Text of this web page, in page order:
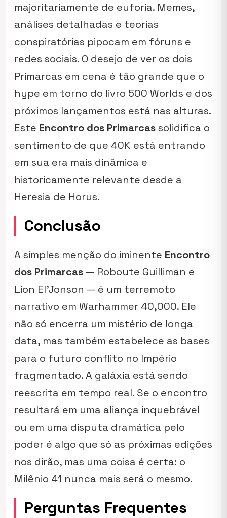
majoritariamente de euforia. Memes,
análises detalhadas e teorias
conspiratórias pipocam em fóruns e
redes sociais. O desejo de ver os dois
Primarcas em cena é tão grande que o
hype em torno do livro 500 Worlds e dos
próximos lançamentos está nas alturas.
Este Encontro dos Primarcassolidifica o
sentimento de que 40K está entrando
em sua era mais dinâmica e
historicamente relevante desde a
Heresia de Horus.
Conclusão
A simples menção do iminente Encontro
dos Primarcas — Roboute Guilliman e
Lion El’Jonson — é um terremoto
narrativo em Warhammer 40,000. Ele
não só encerra um mistério de longa
data, mas também estabelece as bases
para o futuro conflito no Império
fragmentado. A galáxia está sendo
reescrita em tempo real. Se o encontro
resultará em uma aliança inquebrável
ou em uma disputa dramática pelo
poder é algo que só as próximas edições
nos dirão, mas uma coisa é certa: o
Milênio 41 nunca mais será o mesmo.
Perguntas Frequentes